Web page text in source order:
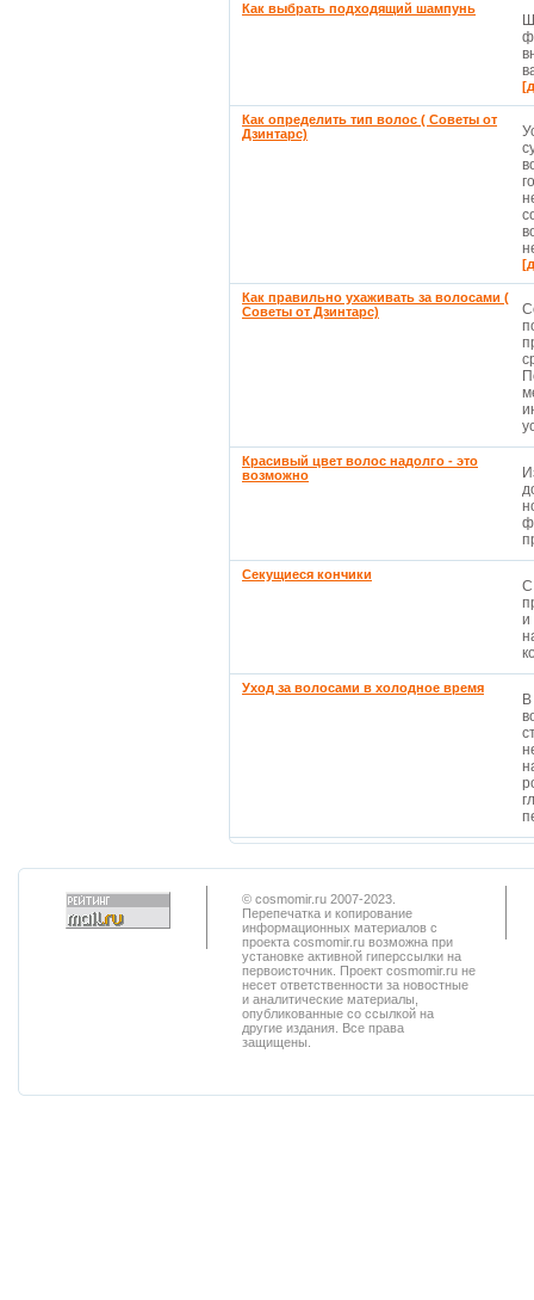
Как выбрать подходящий шампунь
Как определить тип волос ( Советы от
Дзинтарс)
Как правильно ухаживать за волосами (
Советы от Дзинтарс)
Красивый цвет волос надолго - это
возможно
Секущиеся кончики
С
и
Уход за волосами в холодное время
© cosmomir.ru 2007-2023.
Перепечатка и копирование
информационных материалов с
проекта cosmomir.ru возможна при
установке активной гиперссылки на
первоисточник. Проект cosmomir.ru не
несет ответственности за новостные
и аналитические материалы,
опубликованные со ссылкой на
другие издания. Все права
защищены.